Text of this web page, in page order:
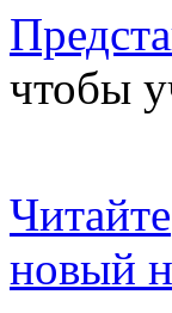
чтобы
Читайте
новый